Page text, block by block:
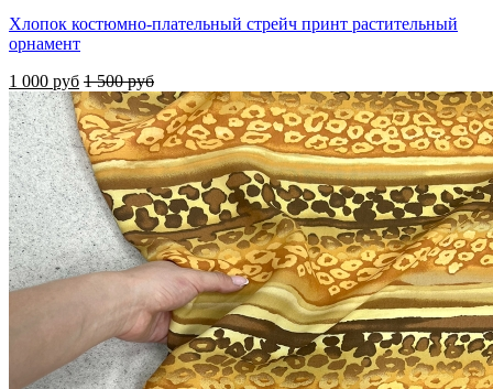
Хлопок костюмно-плательный стрейч принт растительный
орнамент
1 000 руб 1 500 руб